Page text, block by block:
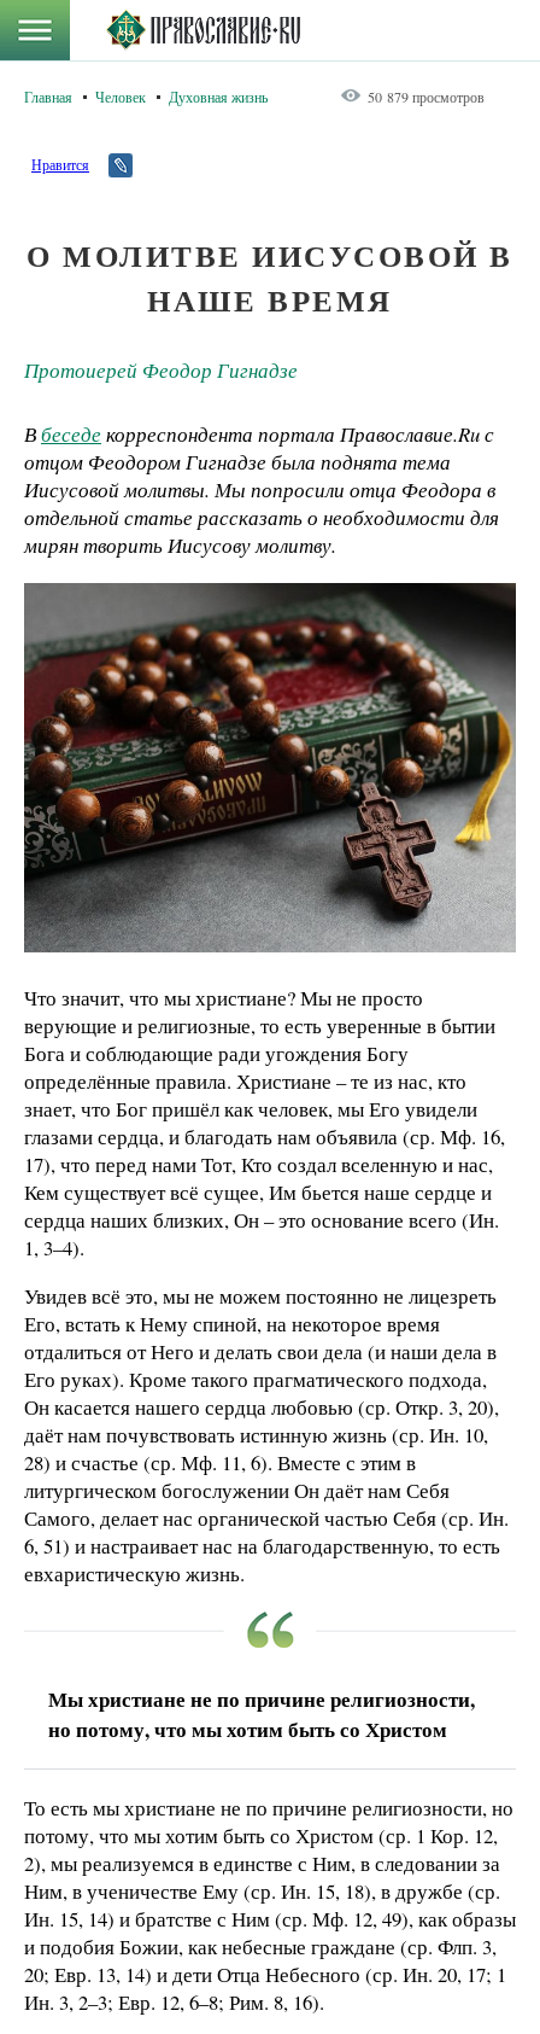
Главная Человек Духовная жизнь 50 879 просмотров
Нравится
О МОЛИТВЕ ИИСУСОВОЙ В
НАШЕ ВРЕМЯ
Протоиерей Феодор Гигнадзе
Вбеседекорреспондента портала Православие.Ru с
отцом Феодором Гигнадзе была поднята тема
Иисусовой молитвы. Мы попросили отца Феодора в
отдельной статье рассказать о необходимости для
мирян творить Иисусову молитву.
Что значит, что мы христиане? Мы не просто
верующие и религиозные, то есть уверенные в бытии
Бога и соблюдающие ради угождения Богу
определённые правила. Христиане – те из нас, кто
знает, что Бог пришёл как человек, мы Его увидели
глазами сердца, и благодать нам объявила (ср. Мф. 16,
17), что перед нами Тот, Кто создал вселенную и нас,
Кем существует всё сущее, Им бьется наше сердце и
сердца наших близких, Он – это основание всего (Ин.
1, 3–4).
Увидев всё это, мы не можем постоянно не лицезреть
Его, встать к Нему спиной, на некоторое время
отдалиться от Него и делать свои дела (и наши дела в
Его руках). Кроме такого прагматического подхода,
Он касается нашего сердца любовью (ср. Откр. 3, 20),
даёт нам почувствовать истинную жизнь (ср. Ин. 10,
28) и счастье (ср. Мф. 11, 6). Вместе с этим в
литургическом богослужении Он даёт нам Себя
Самого, делает нас органической частью Себя (ср. Ин.
6, 51) и настраивает нас на благодарственную, то есть
евхаристическую жизнь.
Мы христиане не по причине религиозности,
но потому, что мы хотим быть со Христом
То есть мы христиане не по причине религиозности, но
потому, что мы хотим быть со Христом (ср. 1 Кор. 12,
2), мы реализуемся в единстве с Ним, в следовании за
Ним, в ученичестве Ему (ср. Ин. 15, 18), в дружбе (ср.
Ин. 15, 14) и братстве с Ним (ср. Мф. 12, 49), как образы
и подобия Божии, как небесные граждане (ср. Флп. 3,
20; Евр. 13, 14) и дети Отца Небесного (ср. Ин. 20, 17; 1
Ин. 3, 2–3; Евр. 12, 6–8; Рим. 8, 16).